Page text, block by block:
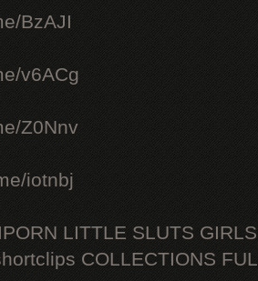
BzAJI
v6ACg
Z0Nnv
iotnbj
LITTLE SLUTS
COLLECTIONS